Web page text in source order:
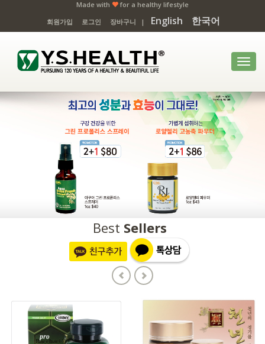
Made with
for a healthy lifestyle
회원가입
로그인 장바구니 | English 한국어
Best Sellers